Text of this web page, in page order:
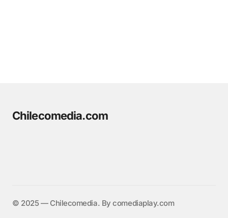
Chilecomedia.com
©️ 2025 — Chilecomedia. By comediaplay.com